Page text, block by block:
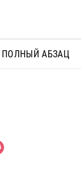
ПОЛНЫЙ АБЗАЦ